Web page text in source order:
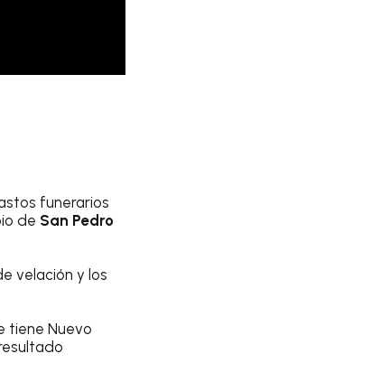
funerarios
de San Pedro
velación y los
tiene Nuevo